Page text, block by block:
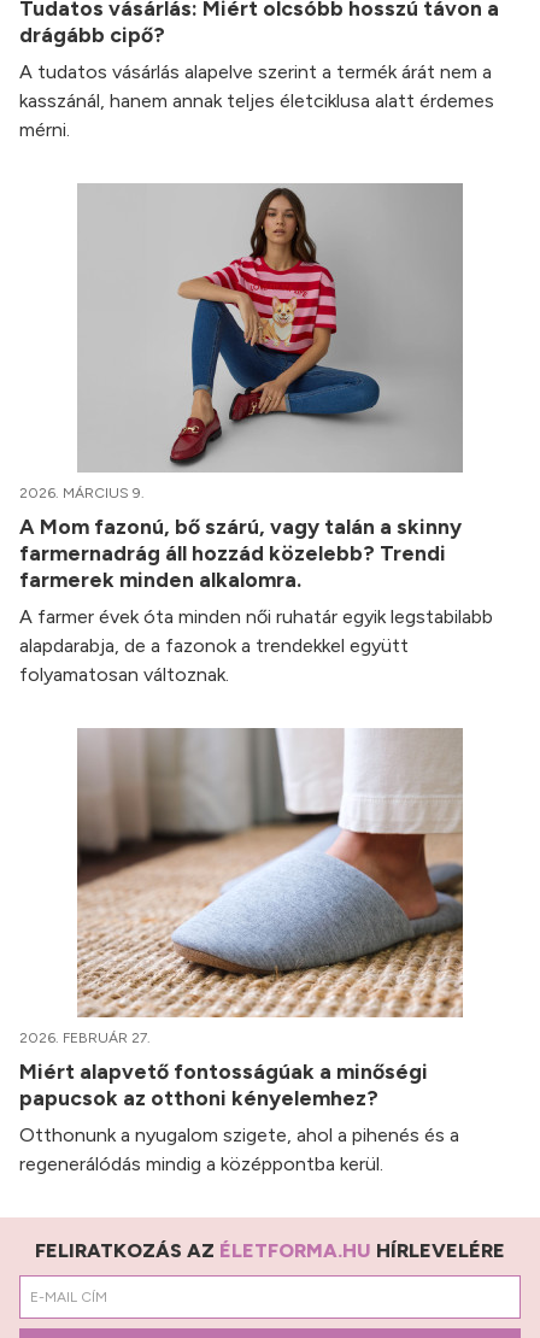
Tudatos vásárlás: Miért olcsóbb hosszú távon a
drágább cipő?
A tudatos vásárlás alapelve szerint a termék árát nem a
kasszánál, hanem annak teljes életciklusa alatt érdemes
mérni.
2026. MÁRCIUS 9.
A Mom fazonú, bő szárú, vagy talán a skinny
farmernadrág áll hozzád közelebb? Trendi
farmerek minden alkalomra.
A farmer évek óta minden női ruhatár egyik legstabilabb
alapdarabja, de a fazonok a trendekkel együtt
folyamatosan változnak.
2026. FEBRUÁR 27.
Miért alapvető fontosságúak a minőségi
papucsok az otthoni kényelemhez?
Otthonunk a nyugalom szigete, ahol a pihenés és a
regenerálódás mindig a középpontba kerül.
FELIRATKOZÁS AZ ÉLETFORMA.HU HÍRLEVELÉRE